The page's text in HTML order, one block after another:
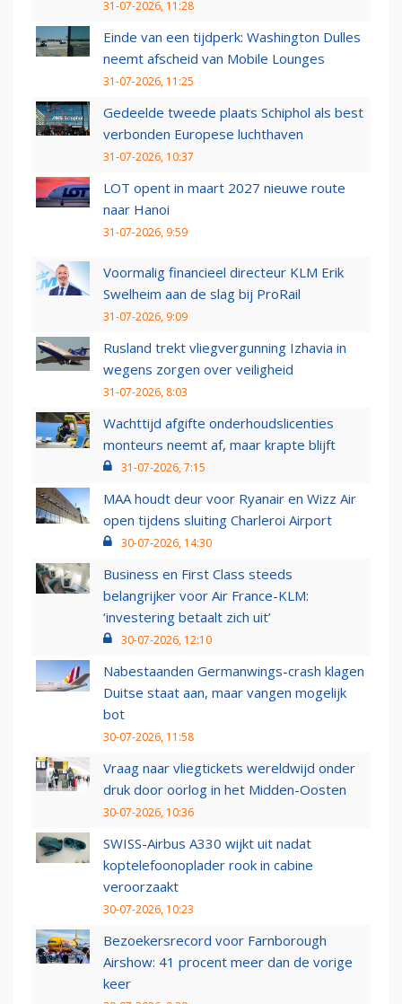
31-07-2026, 11:28
Einde van een tijdperk: Washington Dulles
neemt afscheid van Mobile Lounges
31-07-2026, 11:25
Gedeelde tweede plaats Schiphol als best
verbonden Europese luchthaven
31-07-2026, 10:37
LOT opent in maart 2027 nieuwe route
naar Hanoi
31-07-2026, 9:59
Voormalig financieel directeur KLM Erik
Swelheim aan de slag bij ProRail
31-07-2026, 9:09
Rusland trekt vliegvergunning Izhavia in
wegens zorgen over veiligheid
31-07-2026, 8:03
Wachttijd afgifte onderhoudslicenties
monteurs neemt af, maar krapte blijft
31-07-2026, 7:15
MAA houdt deur voor Ryanair en Wizz Air
open tijdens sluiting Charleroi Airport
30-07-2026, 14:30
Business en First Class steeds
belangrijker voor Air France-KLM:
‘investering betaalt zich uit’
30-07-2026, 12:10
Nabestaanden Germanwings-crash klagen
Duitse staat aan, maar vangen mogelijk
bot
30-07-2026, 11:58
Vraag naar vliegtickets wereldwijd onder
druk door oorlog in het Midden-Oosten
30-07-2026, 10:36
SWISS-Airbus A330 wijkt uit nadat
koptelefoonoplader rook in cabine
veroorzaakt
30-07-2026, 10:23
Bezoekersrecord voor Farnborough
Airshow: 41 procent meer dan de vorige
keer